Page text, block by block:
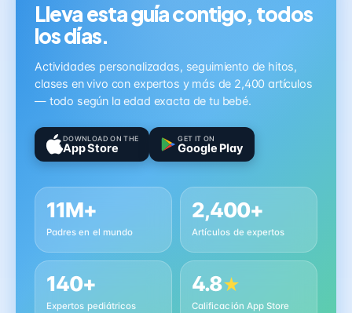
Lleva esta guía contigo, todos
los días.
Actividades personalizadas, seguimiento de hitos,
clases en vivo con expertos y más de 2,400 artículos
— todo según la edad exacta de tu bebé.
DOWNLOAD ON THE
App Store
GET IT ON
Google Play
11M+
Padres en el mundo
2,400+
Artículos de expertos
140+
Expertos pediátricos
4.8★
Calificación App Store